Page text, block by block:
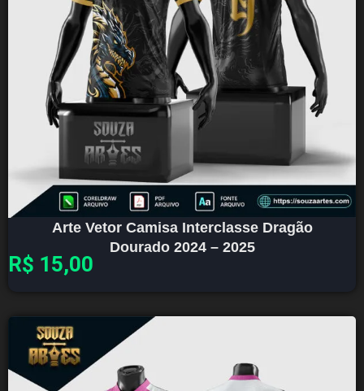
Arte Vetor Camisa Interclasse Dragão
Dourado 2024 – 2025
R$ 15,00